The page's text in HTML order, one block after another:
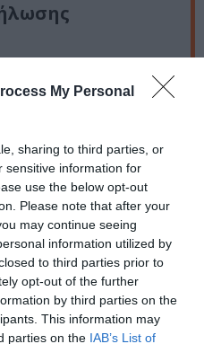
My Personal
sharing to third parties, or
sensitive information for
use the below opt-out
Please note that after your
may continue seeing
information utilized by
to third parties prior to
opt-out of the further
by third parties on the
This information may
parties on the IAB’s List of
Αθήνα